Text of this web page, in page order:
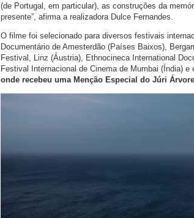
(de Portugal, em particular), as construções da
presente”, afirma a realizadora Dulce Fernandes.
O filme foi selecionado para diversos festivais
Documentário de Amesterdão (Países Baixos),
Festival, Linz (Áustria), Ethnocineca International
Festival Internacional de Cinema de Mumbai (Índia) e
onde recebeu uma Menção Especial do Júri